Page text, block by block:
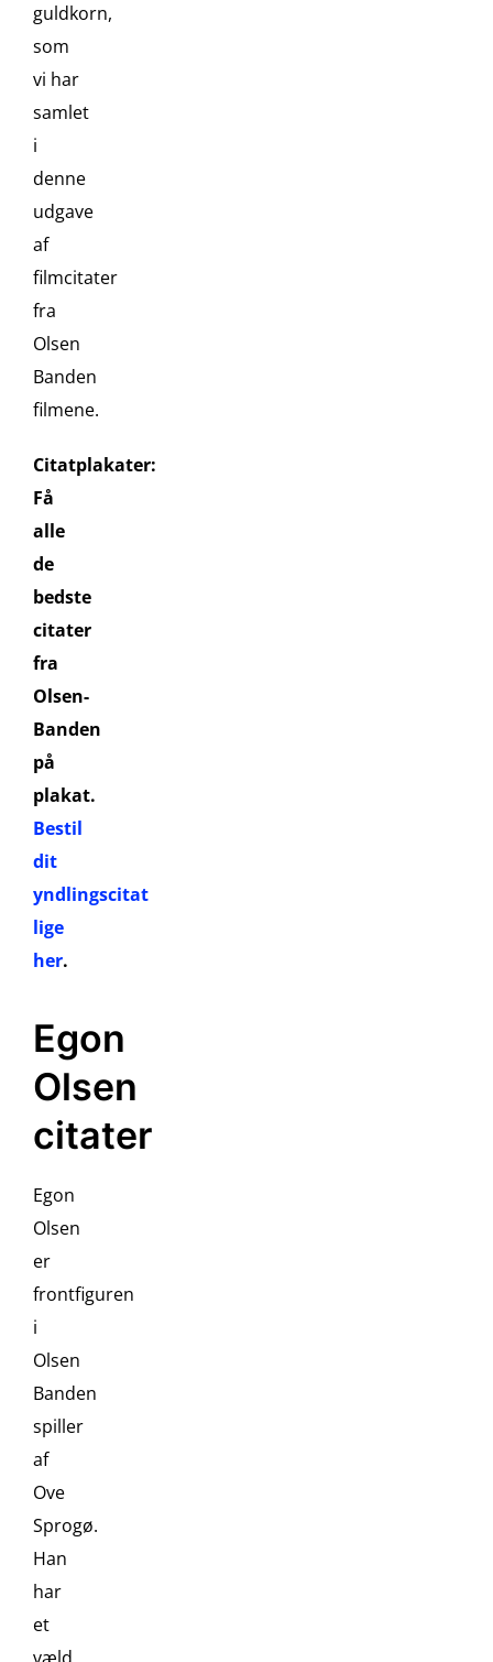
guldkorn,
som
vi har
samlet
i
denne
udgave
af
filmcitater
fra
Olsen
Banden
filmene.
Citatplakater:
Få
alle
de
bedste
citater
fra
Olsen-
Banden
på
plakat.
Bestil
dit
yndlingscitat
lige
her.
Egon
Olsen
citater
Egon
Olsen
er
frontfiguren
i
Olsen
Banden
spiller
af
Ove
Sprogø.
Han
har
et